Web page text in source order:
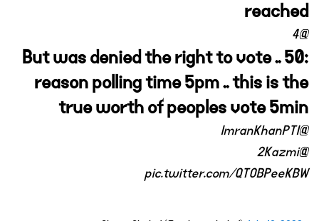
reached
@4
:50 But was denied the right to vote ..
reason polling time 5pm .. this is the
true worth of peoples vote 5min
@ImranKhanPTI
@2Kazmi
pic.twitter.com/QTOBPeeKBW